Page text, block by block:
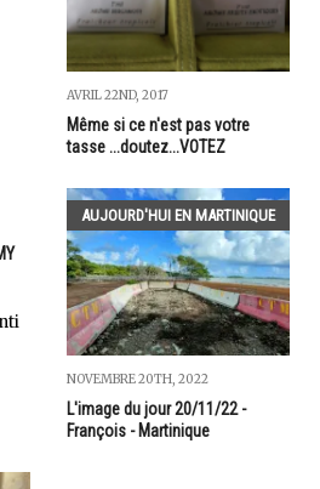
AVRIL 22ND, 2017
Même si ce n'est pas votre
tasse ...doutez...VOTEZ
AUJOURD'HUI EN MARTINIQUE
NOVEMBRE 20TH, 2022
L'image du jour 20/11/22 -
François - Martinique